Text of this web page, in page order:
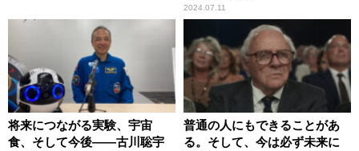
2024.07.11
将来につながる実験、宇宙
食、そして今後――古川聡宇
普通の人にもできることがあ
る。そして、今は必ず未来に